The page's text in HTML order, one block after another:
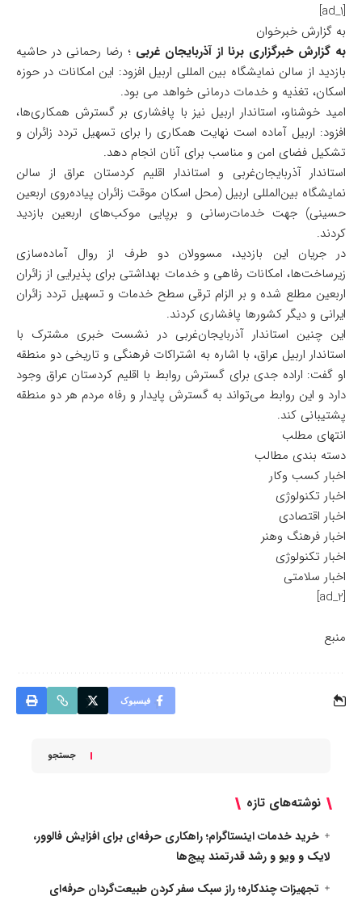
[ad_1]
به گزارش خبرخوان
به گزارش خبرگزاری برنا از آذربایجان غربی ؛ رضا رحمانی در حاشیه
بازدید از سالن نمایشگاه بین المللی اربیل افزود: این امکانات در حوزه
اسکان، تغذیه و خدمات درمانی خواهد می بود.
امید خوشناو، استاندار اربیل نیز با پافشاری بر گسترش همکاری‌ها،
افزود: اربیل آماده است نهایت همکاری را برای تسهیل تردد زائران و
تشکیل فضای امن و مناسب برای آنان انجام دهد.
استاندار آذربایجان‌غربی و استاندار اقلیم کردستان عراق از سالن
نمایشگاه بین‌المللی اربیل (محل اسکان موقت زائران پیاده‌روی اربعین
حسینی) جهت خدمات‌رسانی و برپایی موکب‌های اربعین بازدید
کردند.
در جریان این بازدید، مسوولان دو طرف از روال آماده‌سازی
زیرساخت‌ها، امکانات رفاهی و خدمات بهداشتی برای پذیرایی از زائران
اربعین مطلع شده و بر الزام ترقی سطح خدمات و تسهیل تردد زائران
ایرانی و دیگر کشورها پافشاری کردند.
این چنین استاندار آذربایجان‌غربی در نشست خبری مشترک با
استاندار اربیل عراق، با اشاره به اشتراکات فرهنگی و تاریخی دو منطقه
او گفت: اراده جدی برای گسترش روابط با اقلیم کردستان عراق وجود
دارد و این روابط می‌تواند به گسترش پایدار و رفاه مردم هر دو منطقه
پشتیبانی کند.
انتهای مطلب
دسته بندی مطالب
اخبار کسب وکار
اخبار تکنولوژی
اخبار اقتصادی
اخبار فرهنگ وهنر
اخبار تکنولوژی
اخبار سلامتی
[ad_2]
منبع
فیسبوک
جستجو
نوشته‌های تازه
خرید خدمات اینستاگرام؛ راهکاری حرفه‌ای برای افزایش فالوور،
لایک و ویو و رشد قدرتمند پیج‌ها
تجهیزات چندکاره؛ راز سبک سفر کردن طبیعت‌گردان حرفه‌ای